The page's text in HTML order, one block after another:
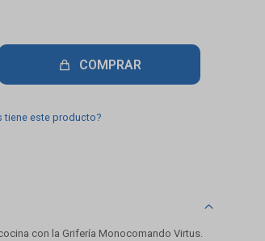
COMPRAR
tiene este producto?
con la Grifería Monocomando Virtus.